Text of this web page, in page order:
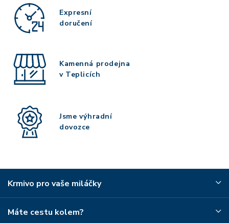
Expresní
doručení
Kamenná prodejna
v Teplicích
Jsme výhradní
dovozce
Krmivo pro vaše miláčky
Máte cestu kolem?